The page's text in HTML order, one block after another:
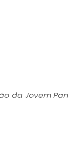
da Jovem Pan